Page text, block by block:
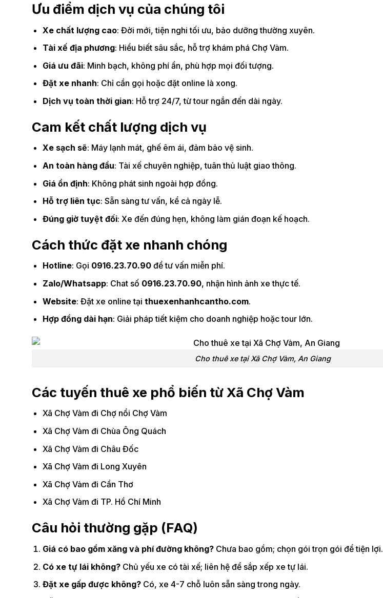
Ưu điểm dịch vụ của chúng tôi
Xe chất lượng cao: Đời mới, tiện nghi tối ưu, bảo dưỡng thường xuyên.
Tài xế địa phương: Hiểu biết sâu sắc, hỗ trợ khám phá Chợ Vàm.
Giá ưu đãi: Minh bạch, không phí ẩn, phù hợp mọi đối tượng.
Đặt xe nhanh: Chỉ cần gọi hoặc đặt online là xong.
Dịch vụ toàn thời gian: Hỗ trợ 24/7, từ tour ngắn đến dài ngày.
Cam kết chất lượng dịch vụ
Xe sạch sẽ: Máy lạnh mát, ghế êm ái, đảm bảo vệ sinh.
An toàn hàng đầu: Tài xế chuyên nghiệp, tuân thủ luật giao thông.
Giá ổn định: Không phát sinh ngoài hợp đồng.
Hỗ trợ liên tục: Sẵn sàng tư vấn, kể cả ngày lễ.
Đúng giờ tuyệt đối: Xe đến đúng hẹn, không làm gián đoạn kế hoạch.
Cách thức đặt xe nhanh chóng
Hotline: Gọi 0916.23.70.90để tư vấn miễn phí.
Zalo/Whatsapp: Chat số 0916.23.70.90, nhận hình ảnh xe thực tế.
Website: Đặt xe online tại thuexenhanhcantho.com.
Hợp đồng dài hạn: Giải pháp tiết kiệm cho doanh nghiệp hoặc tour lớn.
Cho thuê xe tại Xã Chợ Vàm, An Giang
Các tuyến thuê xe phổ biến từ Xã Chợ Vàm
Xã Chợ Vàm đi Chợ nổi Chợ Vàm
Xã Chợ Vàm đi Chùa Ông Quách
Xã Chợ Vàm đi Châu Đốc
Xã Chợ Vàm đi Long Xuyên
Xã Chợ Vàm đi Cần Thơ
Xã Chợ Vàm đi TP. Hồ Chí Minh
Câu hỏi thường gặp (FAQ)
Giá có bao gồm xăng và phí đường không?Chưa bao gồm; chọn gói trọn gói để tiện lợi.
Có xe tự lái không?Chủ yếu xe có tài xế; liên hệ để sắp xếp xe tự lái.
Đặt xe gấp được không?Có, xe 4-7 chỗ luôn sẵn sàng trong ngày.